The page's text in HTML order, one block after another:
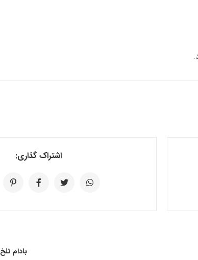
اشتراک گذاری:
بادام تلخ